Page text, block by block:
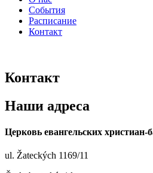
События
Расписание
Контакт
Контакт
Наши адреса
Церковь евангельских христиан-
ul. Žateckých 1169/11